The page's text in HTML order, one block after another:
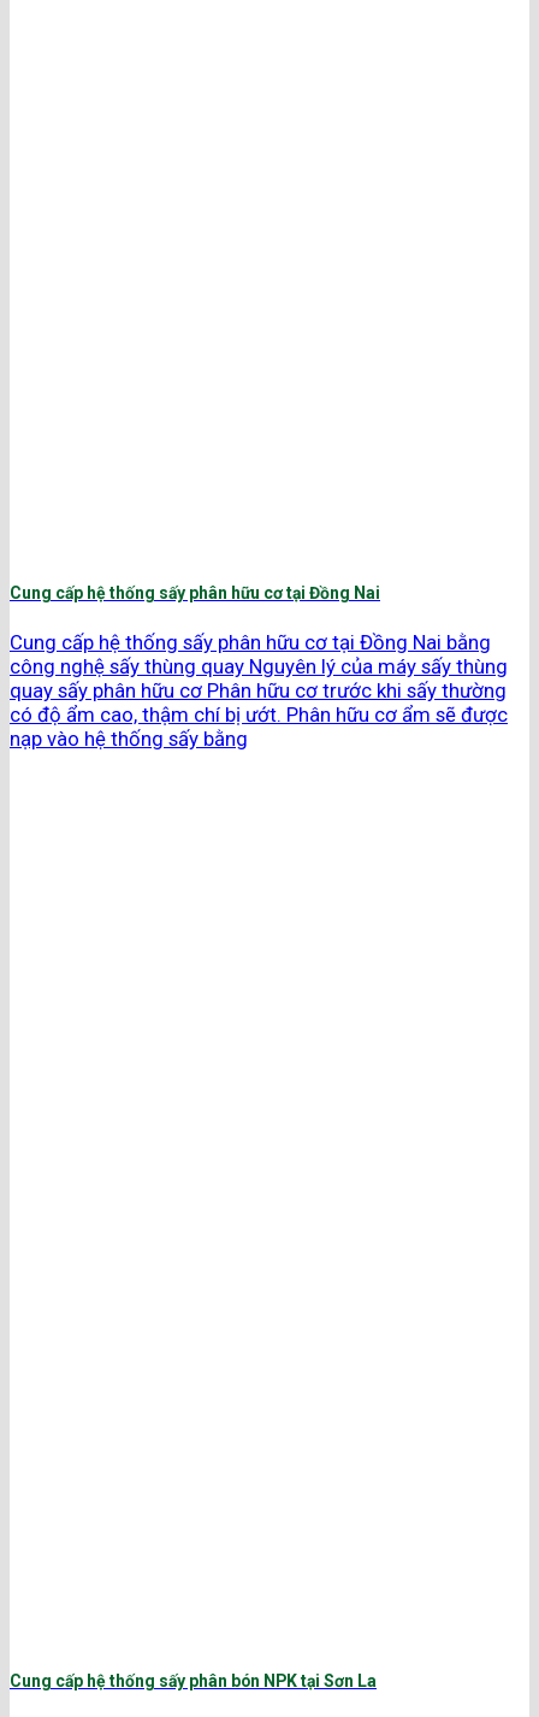
Cung cấp hệ thống sấy phân hữu cơ tại Đồng Nai
Cung cấp hệ thống sấy phân hữu cơ tại Đồng Nai bằng
công nghệ sấy thùng quay Nguyên lý của máy sấy thùng
quay sấy phân hữu cơ Phân hữu cơ trước khi sấy thường
có độ ẩm cao, thậm chí bị ướt. Phân hữu cơ ẩm sẽ được
nạp vào hệ thống sấy bằng
Cung cấp hệ thống sấy phân bón NPK tại Sơn La